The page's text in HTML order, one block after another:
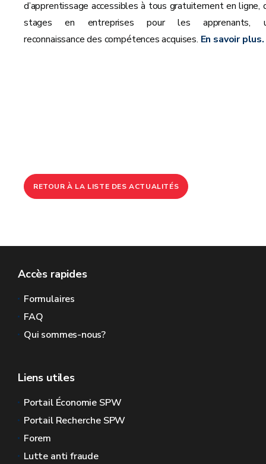
d’apprentissage accessibles à tous gratuitement en ligne,
stages en entreprises pour les apprenants,
reconnaissance des compétences acquises. En savoir plus.
RETOUR À LA LISTE DES ACTUALITÉS
Accès rapides
Formulaires
FAQ
Qui sommes-nous?
Liens utiles
Portail Économie SPW
Portail Recherche SPW
Forem
Lutte anti fraude